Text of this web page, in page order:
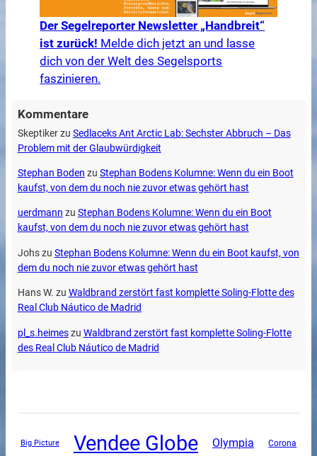
Der Segelreporter Newsletter „Handbreit“
ist zurück! Melde dich jetzt an und lasse
dich von der Welt des Segelsports
faszinieren.
Kommentare
Skeptikerzu Sedlaceks Ant Arctic Lab: Sechster Abbruch – Das
Problem mit der Glaubwürdigkeit
Stephan Boden zu Stephan Bodens Kolumne: Wenn du ein Boot
kaufst, von dem du noch nie zuvor etwas gehört hast
uerdmann zu Stephan Bodens Kolumne: Wenn du ein Boot
kaufst, von dem du noch nie zuvor etwas gehört hast
Johszu Stephan Bodens Kolumne: Wenn du ein Boot kaufst, von
dem du noch nie zuvor etwas gehört hast
Hans W. zu Waldbrand zerstört fast komplette Soling-Flotte des
Real Club Náutico de Madrid
pl_s.heimeszu Waldbrand zerstört fast komplette Soling-Flotte
des Real Club Náutico de Madrid
Big Picture Vendee Globe Olympia Corona